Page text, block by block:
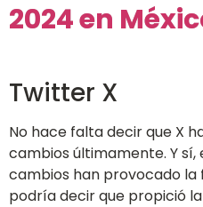
2024 en
Twitter X
No hace falta decir que X
cambios últimamente. Y
cambios han provocado la
podría decir que propició